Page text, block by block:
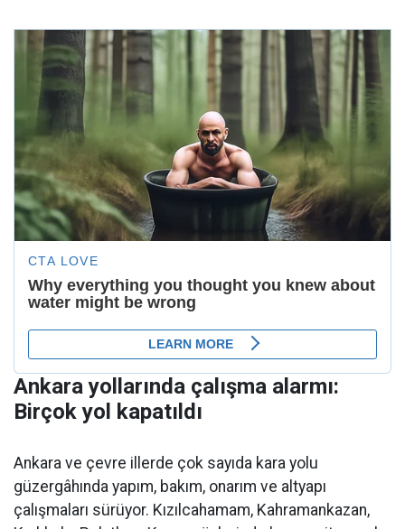
Ankara yollarında çalışma alarmı:
Birçok yol kapatıldı
Ankara ve çevre illerde çok sayıda kara yolu
güzergâhında yapım, bakım, onarım ve altyapı
çalışmaları sürüyor. Kızılcahamam, Kahramankazan,